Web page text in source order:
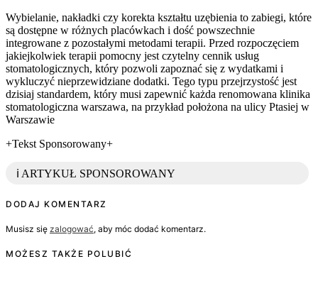
Wybielanie, nakładki czy korekta kształtu uzębienia to zabiegi, które
są dostępne w różnych placówkach i dość powszechnie
integrowane z pozostałymi metodami terapii. Przed rozpoczęciem
jakiejkolwiek terapii pomocny jest czytelny cennik usług
stomatologicznych, który pozwoli zapoznać się z wydatkami i
wykluczyć nieprzewidziane dodatki. Tego typu przejrzystość jest
dzisiaj standardem, który musi zapewnić każda renomowana klinika
stomatologiczna warszawa, na przykład położona na ulicy Ptasiej w
Warszawie
+Tekst Sponsorowany+
ℹ️ ARTYKUŁ SPONSOROWANY
DODAJ KOMENTARZ
Musisz się zalogować, aby móc dodać komentarz.
MOŻESZ TAKŻE POLUBIĆ